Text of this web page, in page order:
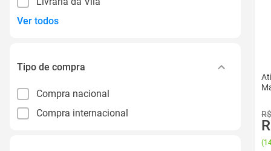
Ver todos
Tipo de compra
Compra nacional
Compra internacional
(